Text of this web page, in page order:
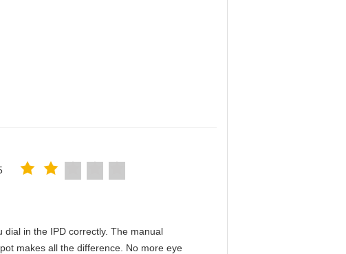
in the IPD correctly. The manual
makes all the difference. No more eye